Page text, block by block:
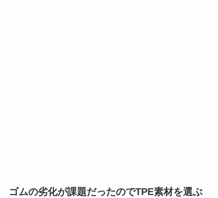
ゴムの劣化が課題だったのでTPE素材を選ぶ